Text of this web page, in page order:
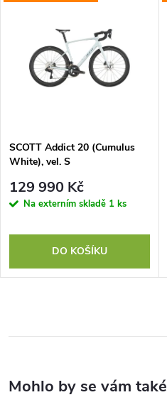
SCOTT Addict 20 (Cumulus
White), vel. S
129 990 Kč
Na externím skladě 1 ks
DO KOŠÍKU